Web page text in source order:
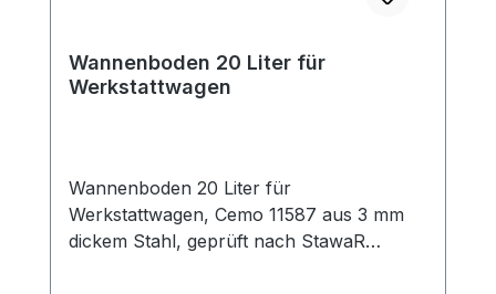
Wannenboden einsetzbar Abmessungen
Liter Zuladung je Ebene gesamt 75 | 180
kg Gewicht 56,2 kg
Wannenboden 20 Liter für
Werkstattwagen
Wannenboden 20 Liter für
Werkstattwagen, Cemo 11587 aus 3 mm
dickem Stahl, geprüft nach StawaR